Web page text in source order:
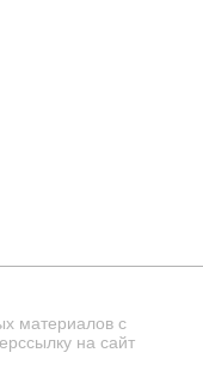
материалов с
на сайт